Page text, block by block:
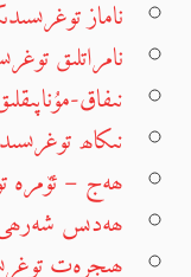
ناماز
نامراتلىق
نىفاق-
نىكاھ
ھەج – ئۆمرە
ھەدىس
ھىجرەت